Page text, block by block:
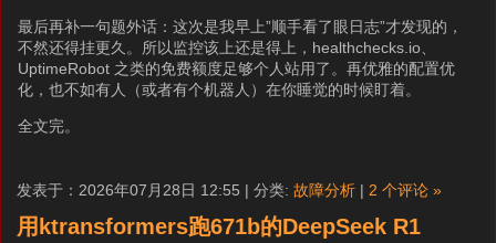
最后再补一句题外话：这次是我早上”顺手看了眼日志”才发现的，
不然还得挂更久。所以监控该上还是得上，healthchecks.io、
UptimeRobot 之类的免费额度足够个人站用了。再优雅的配置优
化，也不如有人（或者有个机器人）在你睡觉的时候盯着。
全文完。
发表于：2026年07月28日 12:55 | 分类: 故障分析 | 2 个评论 »
用ktransformers跑671b的DeepSeek R1